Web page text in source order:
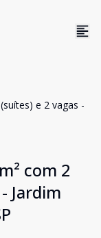
e 2 vagas -
com 2
Jardim